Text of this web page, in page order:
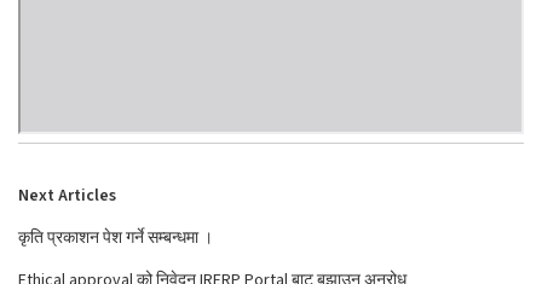
Next Articles
कृति प्रकाशन पेश गर्ने सम्बन्धमा ।